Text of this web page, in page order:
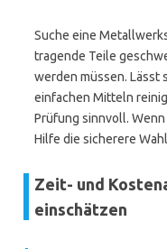
Suche eine
tragende Teile
werden müssen. Lässt
einfachen Mitteln
Prüfung sinnvoll.
Hilfe die sicherere
Zeit- und
einschätzen